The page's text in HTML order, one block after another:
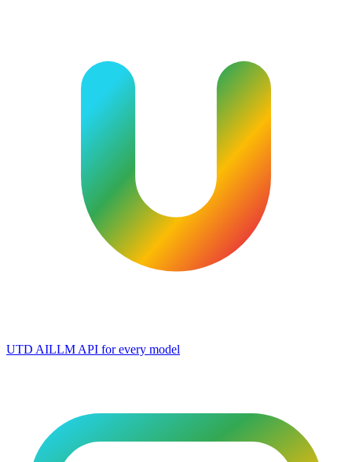
UTD AILLM API for every model